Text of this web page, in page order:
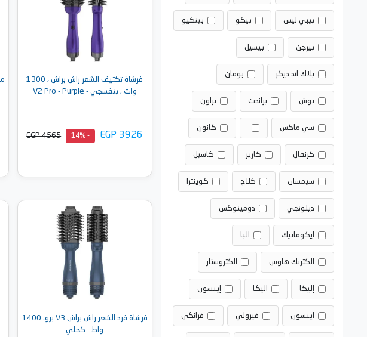
بيبي ليس بيكو بينكيو
بيرجن بيسيل
بلاك اند ديكر بومان
بوش براندت براون
سي ماكس كانون
كرنفال كارير كاسيل
سيمسان كلاج كوينترا
ديلونجي دومينوكس
ايكوماتيك البا
الكتريك هاوس الكتروستار
إليكا اليكا إيبسون
ايبسون فيرولي فرانكى
فرشاة تكثيف الشعر راش براش ، 1300
وات ، بنفسجي - V2 Pro - Purple
EGP 3926
- 14%
EGP 4565
أضف إلى السلة
فرشاة فرد الشعر راش براش V3 برو، 1400
واط - كحلي